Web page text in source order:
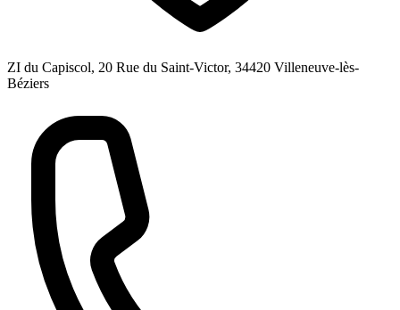
ZI du Capiscol, 20 Rue du Saint-Victor, 34420 Villeneuve-lès-
Béziers